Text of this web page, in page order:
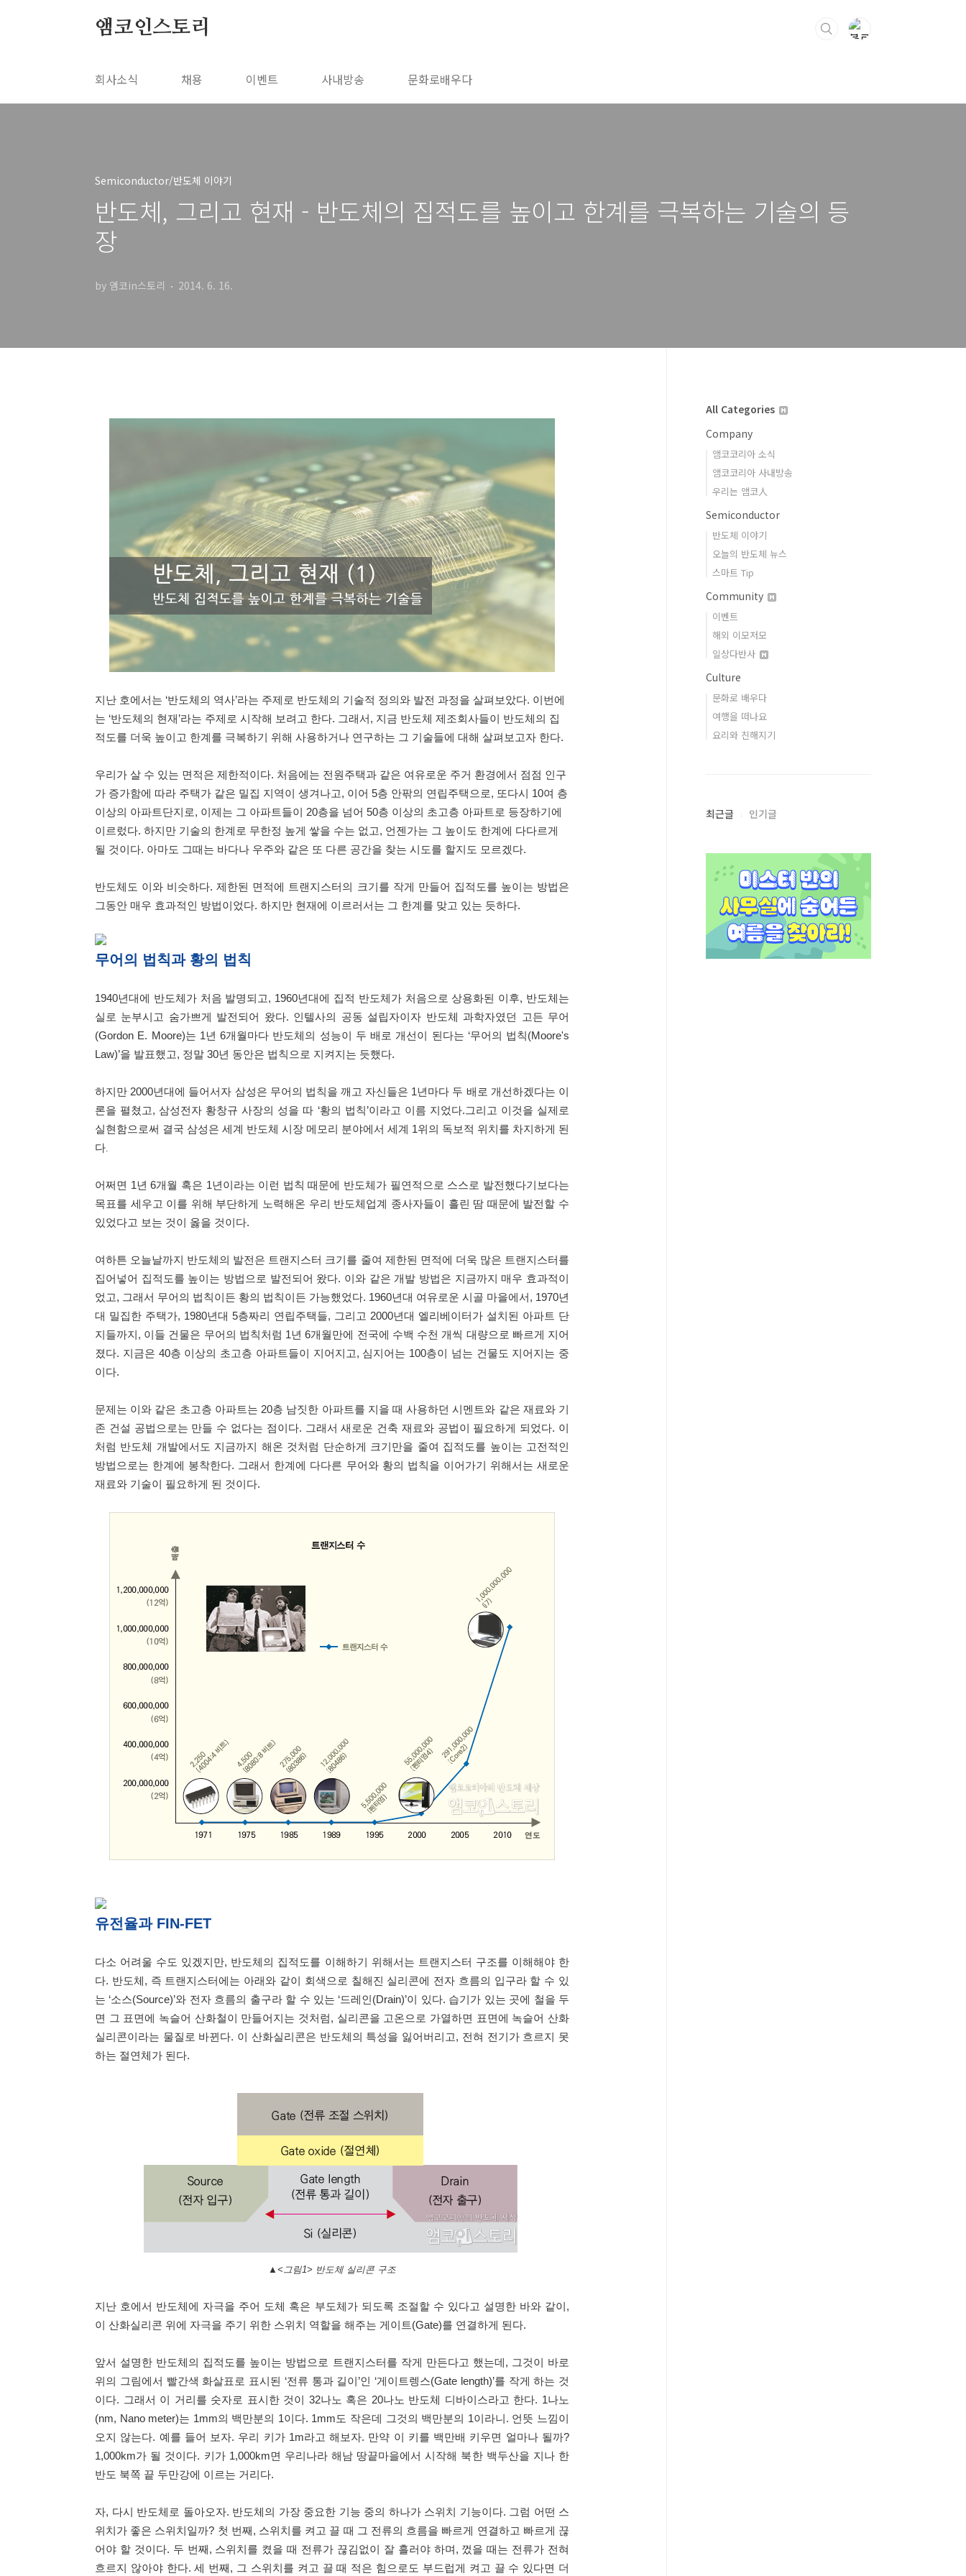
앰코인스토리
회사소식 채용 이벤트 사내방송 문화로배우다
Semiconductor/반도체 이야기
반도체, 그리고 현재 - 반도체의 집적도를 높이고 한계를 극복하는 기술의 등
장
by 앰코in스토리 2014. 6. 16.
지난 호에서는 ‘반도체의 역사’라는 주제로 반도체의 기술적 정의와 발전 과정을 살펴보았다. 이번에
는 ‘반도체의 현재’라는 주제로 시작해 보려고 한다. 그래서, 지금 반도체 제조회사들이 반도체의 집
적도를 더욱 높이고 한계를 극복하기 위해 사용하거나 연구하는 그 기술들에 대해 살펴보고자 한다.
우리가 살 수 있는 면적은 제한적이다. 처음에는 전원주택과 같은 여유로운 주거 환경에서 점점 인구
가 증가함에 따라 주택가 같은 밀집 지역이 생겨나고, 이어 5층 안팎의 연립주택으로, 또다시 10여 층
이상의 아파트단지로, 이제는 그 아파트들이 20층을 넘어 50층 이상의 초고층 아파트로 등장하기에
이르렀다. 하지만 기술의 한계로 무한정 높게 쌓을 수는 없고, 언젠가는 그 높이도 한계에 다다르게
될 것이다. 아마도 그때는 바다나 우주와 같은 또 다른 공간을 찾는 시도를 할지도 모르겠다.
반도체도 이와 비슷하다. 제한된 면적에 트랜지스터의 크기를 작게 만들어 집적도를 높이는 방법은
그동안 매우 효과적인 방법이었다. 하지만 현재에 이르러서는 그 한계를 맞고 있는 듯하다.
무어의 법칙과 황의 법칙
1940년대에 반도체가 처음 발명되고, 1960년대에 집적 반도체가 처음으로 상용화된 이후, 반도체는
실로 눈부시고 숨가쁘게 발전되어 왔다. 인텔사의 공동 설립자이자 반도체 과학자였던 고든 무어
(Gordon E. Moore)는 1년 6개월마다 반도체의 성능이 두 배로 개선이 된다는 ‘무어의 법칙(Moore's
Law)’을 발표했고, 정말 30년 동안은 법칙으로 지켜지는 듯했다.
하지만 2000년대에 들어서자 삼성은 무어의 법칙을 깨고 자신들은 1년마다 두 배로 개선하겠다는 이
론을 펼쳤고, 삼성전자 황창규 사장의 성을 따 ‘황의 법칙’이라고 이름 지었다.그리고 이것을 실제로
실현함으로써 결국 삼성은 세계 반도체 시장 메모리 분야에서 세계 1위의 독보적 위치를 차지하게 된
다.
어쩌면 1년 6개월 혹은 1년이라는 이런 법칙 때문에 반도체가 필연적으로 스스로 발전했다기보다는
목표를 세우고 이를 위해 부단하게 노력해온 우리 반도체업계 종사자들이 흘린 땀 때문에 발전할 수
있었다고 보는 것이 옳을 것이다.
여하튼 오늘날까지 반도체의 발전은 트랜지스터 크기를 줄여 제한된 면적에 더욱 많은 트랜지스터를
집어넣어 집적도를 높이는 방법으로 발전되어 왔다. 이와 같은 개발 방법은 지금까지 매우 효과적이
었고, 그래서 무어의 법칙이든 황의 법칙이든 가능했었다. 1960년대 여유로운 시골 마을에서, 1970년
대 밀집한 주택가, 1980년대 5층짜리 연립주택들, 그리고 2000년대 엘리베이터가 설치된 아파트 단
지들까지, 이들 건물은 무어의 법칙처럼 1년 6개월만에 전국에 수백 수천 개씩 대량으로 빠르게 지어
졌다. 지금은 40층 이상의 초고층 아파트들이 지어지고, 심지어는 100층이 넘는 건물도 지어지는 중
이다.
문제는 이와 같은 초고층 아파트는 20층 남짓한 아파트를 지을 때 사용하던 시멘트와 같은 재료와 기
존 건설 공법으로는 만들 수 없다는 점이다. 그래서 새로운 건축 재료와 공법이 필요하게 되었다. 이
처럼 반도체 개발에서도 지금까지 해온 것처럼 단순하게 크기만을 줄여 집적도를 높이는 고전적인
방법으로는 한계에 봉착한다. 그래서 한계에 다다른 무어와 황의 법칙을 이어가기 위해서는 새로운
재료와 기술이 필요하게 된 것이다.
유전율과 FIN-FET
다소 어려울 수도 있겠지만, 반도체의 집적도를 이해하기 위해서는 트랜지스터 구조를 이해해야 한
다. 반도체, 즉 트랜지스터에는 아래와 같이 회색으로 칠해진 실리콘에 전자 흐름의 입구라 할 수 있
는 ‘소스(Source)’와 전자 흐름의 출구라 할 수 있는 ‘드레인(Drain)’이 있다. 습기가 있는 곳에 철을 두
면 그 표면에 녹슬어 산화철이 만들어지는 것처럼, 실리콘을 고온으로 가열하면 표면에 녹슬어 산화
실리콘이라는 물질로 바뀐다. 이 산화실리콘은 반도체의 특성을 잃어버리고, 전혀 전기가 흐르지 못
하는 절연체가 된다.
▲<그림1> 반도체 실리콘 구조
지난 호에서 반도체에 자극을 주어 도체 혹은 부도체가 되도록 조절할 수 있다고 설명한 바와 같이,
이 산화실리콘 위에 자극을 주기 위한 스위치 역할을 해주는 게이트(Gate)를 연결하게 된다.
앞서 설명한 반도체의 집적도를 높이는 방법으로 트랜지스터를 작게 만든다고 했는데, 그것이 바로
위의 그림에서 빨간색 화살표로 표시된 ‘전류 통과 길이’인 ‘게이트렝스(Gate length)’를 작게 하는 것
이다. 그래서 이 거리를 숫자로 표시한 것이 32나노 혹은 20나노 반도체 디바이스라고 한다. 1나노
(nm, Nano meter)는 1mm의 백만분의 1이다. 1mm도 작은데 그것의 백만분의 1이라니. 언뜻 느낌이
오지 않는다. 예를 들어 보자. 우리 키가 1m라고 해보자. 만약 이 키를 백만배 키우면 얼마나 될까?
1,000km가 될 것이다. 키가 1,000km면 우리나라 해남 땅끝마을에서 시작해 북한 백두산을 지나 한
반도 북쪽 끝 두만강에 이르는 거리다.
자, 다시 반도체로 돌아오자. 반도체의 가장 중요한 기능 중의 하나가 스위치 기능이다. 그럼 어떤 스
위치가 좋은 스위치일까? 첫 번째, 스위치를 켜고 끌 때 그 전류의 흐름을 빠르게 연결하고 빠르게 끊
어야 할 것이다. 두 번째, 스위치를 켰을 때 전류가 끊김없이 잘 흘러야 하며, 껐을 때는 전류가 전혀
흐르지 않아야 한다. 세 번째, 그 스위치를 켜고 끌 때 적은 힘으로도 부드럽게 켜고 끌 수 있다면 더
All Categories
Company
앰코코리아 소식
앰코코리아 사내방송
우리는 앰코人
Semiconductor
반도체 이야기
오늘의 반도체 뉴스
스마트 Tip
Community
이벤트
해외 이모저모
일상다반사
Culture
문화로 배우다
여행을 떠나요
요리와 친해지기
최근글 인기글